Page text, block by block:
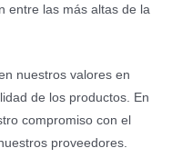
entre las más altas de la
nuestros valores en
de los productos. En
compromiso con el
proveedores.